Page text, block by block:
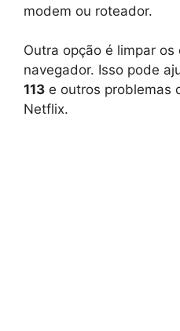
modem ou roteador.
Outra opção é limpar
navegador. Isso pode
113 e outros problemas
Netflix.